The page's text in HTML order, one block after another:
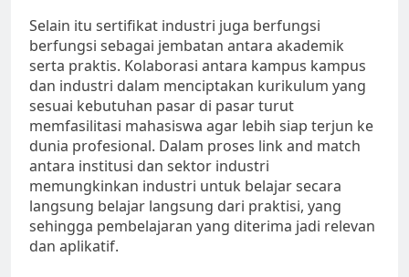
Selain itu sertifikat industri juga berfungsi
berfungsi sebagai jembatan antara akademik
serta praktis. Kolaborasi antara kampus kampus
dan industri dalam menciptakan kurikulum yang
sesuai kebutuhan pasar di pasar turut
memfasilitasi mahasiswa agar lebih siap terjun ke
dunia profesional. Dalam proses link and match
antara institusi dan sektor industri
memungkinkan industri untuk belajar secara
langsung belajar langsung dari praktisi, yang
sehingga pembelajaran yang diterima jadi relevan
dan aplikatif.